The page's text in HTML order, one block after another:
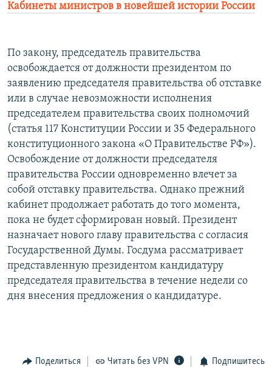
Кабинеты министров в новейшей истории России
По закону, председатель правительства
освобождается от должности президентом по
заявлению председателя правительства об отставке
или в случае невозможности исполнения
председателем правительства своих полномочий
(статья 117 Конституции России и 35 Федерального
конституционного закона «О Правительстве РФ»).
Освобождение от должности председателя
правительства России одновременно влечет за
собой отставку правительства. Однако прежний
кабинет продолжает работать до того момента,
пока не будет сформирован новый. Президент
назначает нового главу правительства с согласия
Государственной Думы. Госдума рассматривает
представленную президентом кандидатуру
председателя правительства в течение недели со
дня внесения предложения о кандидатуре.
Поделиться Читать без VPN Подпишитесь